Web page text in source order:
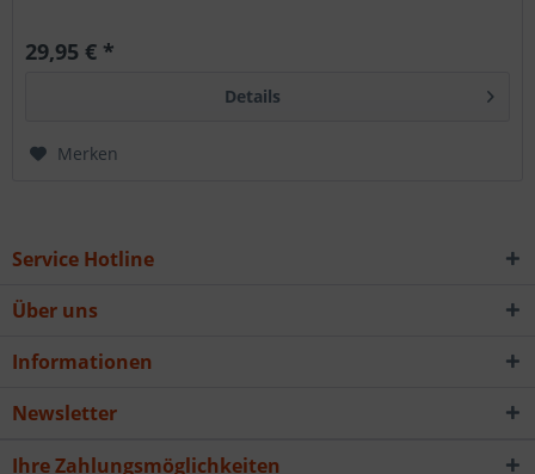
29,95 € *
Details
Merken
Service Hotline
Über uns
Informationen
Newsletter
Ihre Zahlungsmöglichkeiten